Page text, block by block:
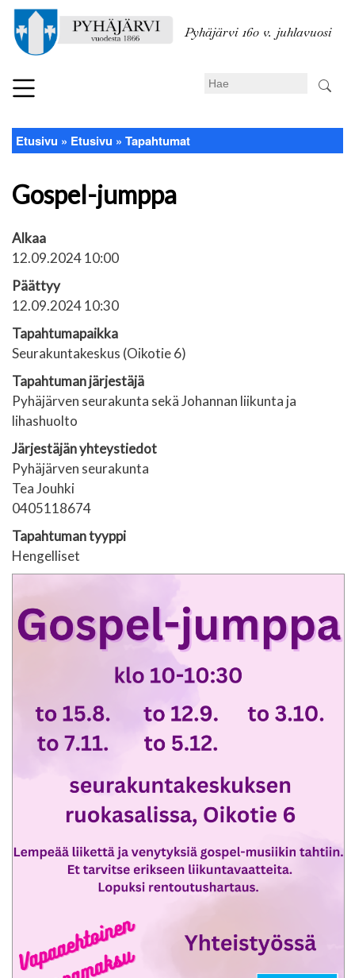
pääsisältöön
Pyhäjärvi 160 v. juhlavuosi
Search
Murupolku
Etusivu Etusivu Tapahtumat
Gospel-jumppa
Alkaa
12.09.2024 10:00
Päättyy
12.09.2024 10:30
Tapahtumapaikka
Seurakuntakeskus (Oikotie 6)
Tapahtuman järjestäjä
Pyhäjärven seurakunta sekä Johannan liikunta ja
lihashuolto
Järjestäjän yhteystiedot
Pyhäjärven seurakunta
Tea Jouhki
0405118674
Tapahtuman tyyppi
Hengelliset